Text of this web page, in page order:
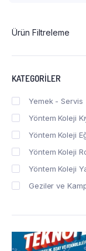
Ürün Filtreleme
KATEGORILER
Yemek - Servis
Yöntem Koleji
Yöntem Koleji
Yöntem Koleji
Yöntem Koleji
Geziler ve